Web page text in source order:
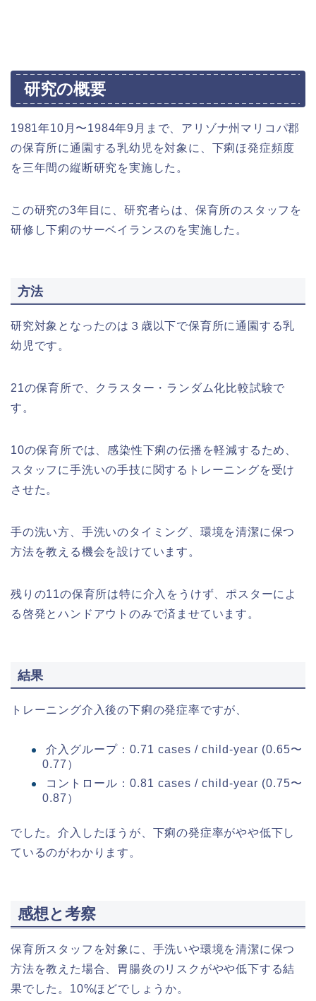
研究の概要
1981年10月〜1984年9月まで、アリゾナ州マリコパ郡
の保育所に通園する乳幼児を対象に、下痢ほ発症頻度
を三年間の縦断研究を実施した。
この研究の3年目に、研究者らは、保育所のスタッフを
研修し下痢のサーベイランスのを実施した。
方法
研究対象となったのは３歳以下で保育所に通園する乳
幼児です。
21の保育所で、クラスター・ランダム化比較試験で
す。
10の保育所では、感染性下痢の伝播を軽減するため、
スタッフに手洗いの手技に関するトレーニングを受け
させた。
手の洗い方、手洗いのタイミング、環境を清潔に保つ
方法を教える機会を設けています。
残りの11の保育所は特に介入をうけず、ポスターによ
る啓発とハンドアウトのみで済ませています。
結果
トレーニング介入後の下痢の発症率ですが、
介入グループ：0.71 cases / child-year (0.65〜
0.77）
コントロール：0.81 cases / child-year (0.75〜
0.87）
でした。介入したほうが、下痢の発症率がやや低下し
ているのがわかります。
感想と考察
保育所スタッフを対象に、手洗いや環境を清潔に保つ
方法を教えた場合、胃腸炎のリスクがやや低下する結
果でした。10%ほどでしょうか。